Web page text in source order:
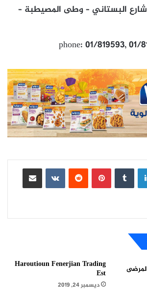
البستاني – وطى المصيطبة –
phone: 01/819593, 01/
لينكدإن بينتيريست
مشاركة عبر البريد
Haroutioun Fenerjian Trading
Est
ديسمبر 24, 2019